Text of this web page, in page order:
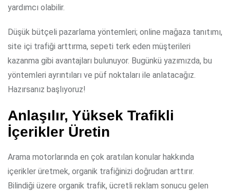
yardımcı olabilir.
Düşük bütçeli pazarlama yöntemleri; online mağaza tanıtımı,
site i̇çi trafiği arttırma, sepeti terk eden müşterileri
kazanma gibi avantajları bulunuyor. Bugünkü yazımızda, bu
yöntemleri ayrıntıları ve püf noktaları ile anlatacağız.
Hazırsanız başlıyoruz!
Anlaşılır, Yüksek Trafikli
İçerikler Üretin
Arama motorlarında en çok aratılan konular hakkında
içerikler üretmek, organik trafiğinizi doğrudan arttırır.
Bilindiği üzere organik trafik, ücretli reklam sonucu gelen